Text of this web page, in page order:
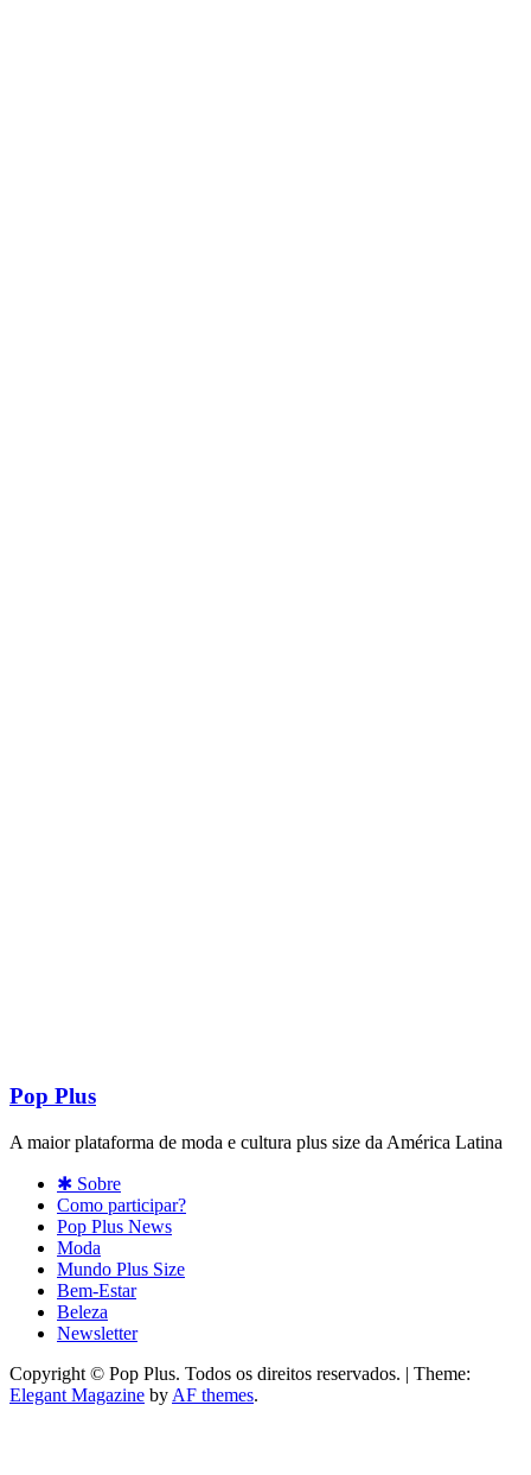
Pop Plus
A maior plataforma de moda e cultura plus size da América Latina
✱ Sobre
Como participar?
Pop Plus News
Moda
Mundo Plus Size
Bem-Estar
Beleza
Newsletter
Copyright © Pop Plus. Todos os direitos reservados. | Theme:
Elegant Magazine by AF themes.